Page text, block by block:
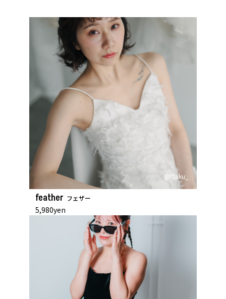
@t.taku_
feather フェザー
5,980yen